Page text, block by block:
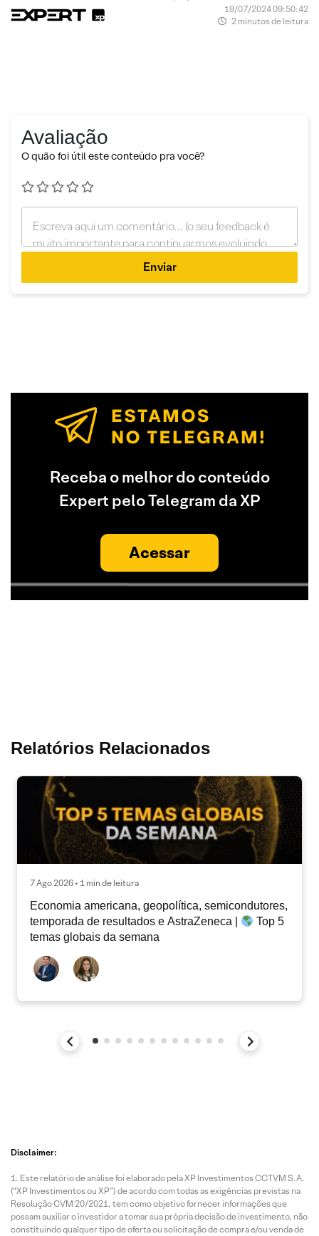
19/07/2024 09:50:42
2 minutos de leitura
Avaliação
O quão foi útil este conteúdo pra você?
Enviar
Receba o melhor do conteúdo
Expert pelo Telegram da XP
Acessar
Relatórios Relacionados
7 Ago 2026 • 1 min de leitura
Economia americana, geopolítica, semicondutores,
temporada de resultados e AstraZeneca |
Top 5
temas globais da semana
Disclaimer:
Este relatório de análise foi elaborado pela XP Investimentos CCTVM S.A.
(“XP Investimentos ou XP”) de acordo com todas as exigências previstas na
Resolução CVM 20/2021, tem como objetivo fornecer informações que
possam auxiliar o investidor a tomar sua própria decisão de investimento, não
constituindo qualquer tipo de oferta ou solicitação de compra e/ou venda de